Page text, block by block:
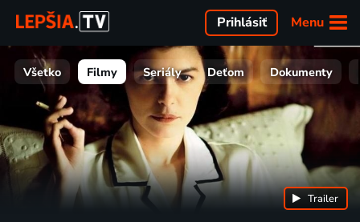
Menu
Prihlásiť
Všetko Filmy Seriály Deťom Dokumenty
Trailer